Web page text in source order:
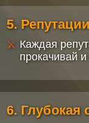
5.
Каждая
прокачивай
6. Глубокая